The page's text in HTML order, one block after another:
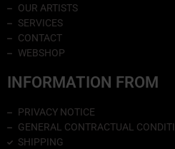
OUR ARTISTS
SERVICES
CONTACT
WEBSHOP
INFORMATION FROM
PRIVACY NOTICE
GENERAL CONTRACTUAL
SHIPPING